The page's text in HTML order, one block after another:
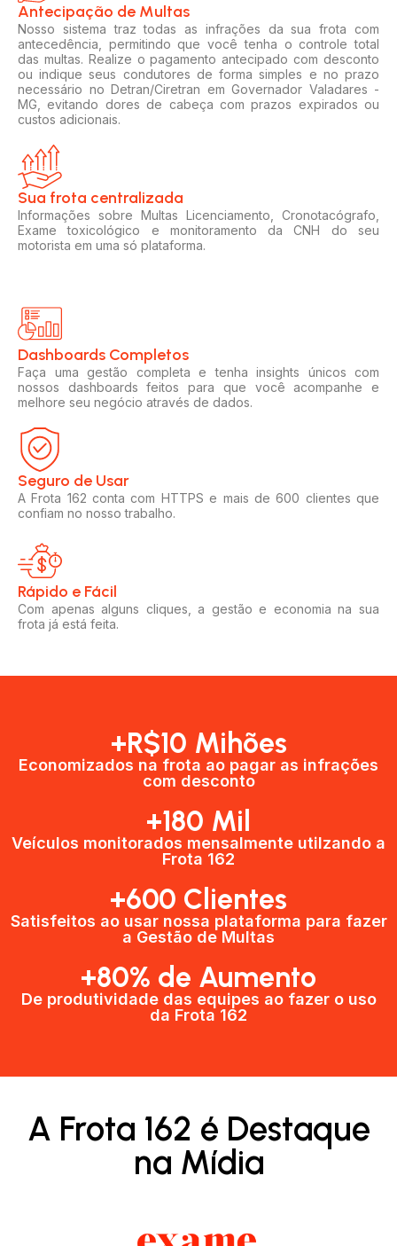
Antecipação de Multas
Nosso sistema traz todas as infrações da sua frota com
antecedência, permitindo que você tenha o controle total
das multas. Realize o pagamento antecipado com desconto
ou indique seus condutores de forma simples e no prazo
necessário no Detran/Ciretran em Governador Valadares -
MG, evitando dores de cabeça com prazos expirados ou
custos adicionais.
Sua frota centralizada​
Informações sobre Multas Licenciamento, Cronotacógrafo,
Exame toxicológico e monitoramento da CNH do seu
motorista em uma só plataforma.
Dashboards Completos​​
Faça uma gestão completa e tenha insights únicos com
nossos dashboards feitos para que você acompanhe e
melhore seu negócio através de dados.
Seguro de Usar​
A Frota 162 conta com HTTPS e mais de 600 clientes que
confiam no nosso trabalho.
Rápido e Fácil​
Com apenas alguns cliques, a gestão e economia na sua
frota já está feita.
+R$10 Mihões
Economizados na frota ao pagar as infrações
com desconto
+180 Mil
Veículos monitorados mensalmente utilzando a
Frota 162
+600 Clientes​
Satisfeitos ao usar nossa plataforma para fazer
a Gestão de Multas​
+80% de Aumento
De produtividade das equipes ao fazer o uso
da Frota 162​
A Frota 162 é Destaque
na Mídia